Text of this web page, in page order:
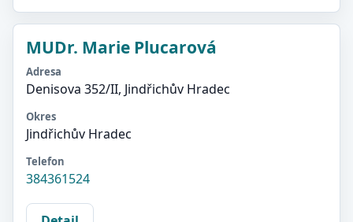
MUDr. Marie Plucarová
Adresa
Denisova 352/II, Jindřichův Hradec
Okres
Jindřichův Hradec
Telefon
384361524